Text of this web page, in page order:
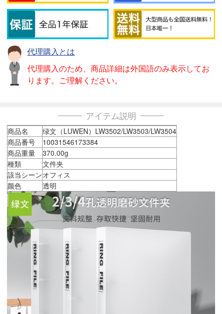
代理購入とは
代理購入のため、商品詳細は外国語のみ表示してお
ります。ご理解ください。
アイテム説明
商品名
绿文（LUWEN）LW3502/LW3503/LW3504
商品番号
10031546173384
商品重量
370.00g
種類
文件夹
該当シーンオフィス
颜色
透明